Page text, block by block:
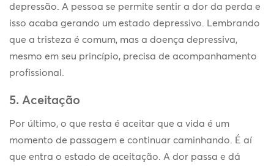
depressão. A pessoa se permite sentir a dor da perda e
isso acaba gerando um estado depressivo. Lembrando
que a tristeza é comum, mas a doença depressiva,
mesmo em seu princípio, precisa de acompanhamento
profissional.
5. Aceitação
Por último, o que resta é aceitar que a vida é um
momento de passagem e continuar caminhando. É aí
que entra o estado de aceitação. A dor passa e dá